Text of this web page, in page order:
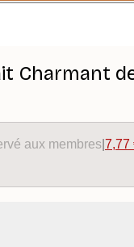
Charmant
aux membres 7,77